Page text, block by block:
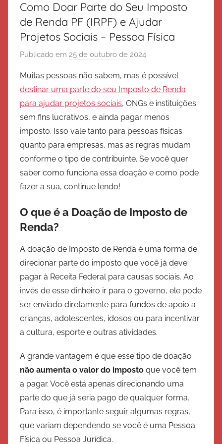
Como Doar Parte do Seu Imposto
de Renda PF (IRPF) e Ajudar
Projetos Sociais – Pessoa Física
Publicado em 25 de outubro de 2024
E
x
é
r
c
i
t
e
v
a
Muitas pessoas não sabem, mas é possível
destinar uma parte do seu Imposto de Renda
para ajudar projetos sociais, ONGs e instituições
sem fins lucrativos, e ainda pagar menos
imposto. Isso vale tanto para pessoas físicas
quanto para empresas, mas as regras mudam
conforme o tipo de contribuinte. Se você quer
saber como funciona essa doação e como pode
fazer a sua, continue lendo!
O que é a Doação de Imposto de
Renda?
A doação de Imposto de Renda é uma forma de
direcionar parte do imposto que você já deve
pagar à Receita Federal para causas sociais. Ao
invés de esse dinheiro ir para o governo, ele pode
ser enviado diretamente para fundos de apoio a
crianças, adolescentes, idosos ou para incentivar
a cultura, esporte e outras atividades.
A grande vantagem é que esse tipo de doação
não aumenta o valor do imposto que você tem
a pagar. Você está apenas direcionando uma
parte do que já seria pago de qualquer forma.
Para isso, é importante seguir algumas regras,
que variam dependendo se você é uma Pessoa
Física ou Pessoa Jurídica.